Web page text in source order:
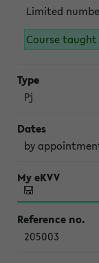
Limited
Course taught
Pj
by
205003